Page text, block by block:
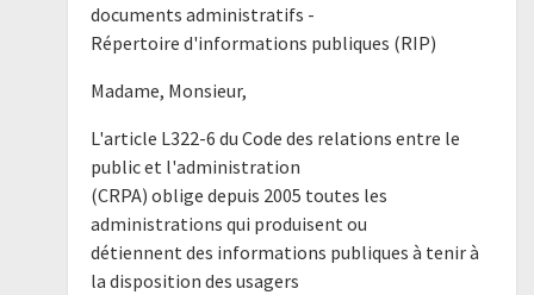
documents administratifs -
Répertoire d'informations publiques (RIP)
Madame, Monsieur,
L'article L322-6 du Code des relations entre le
public et l'administration
(CRPA) oblige depuis 2005 toutes les
administrations qui produisent ou
détiennent des informations publiques à tenir à
la disposition des usagers